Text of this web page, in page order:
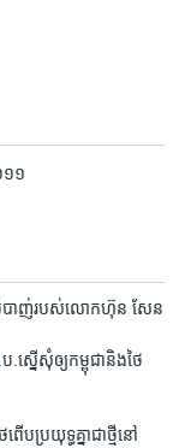
១១
ាញ់របស់លោកហ៊ុន សែន
ស្នើ​សុំ​ឲ្យ​កម្ពុជា​និង​ថៃ​
ប​​ប្រយុទ្ធ​​គ្នា​​ជា​​ថ្មី​​នៅ​​